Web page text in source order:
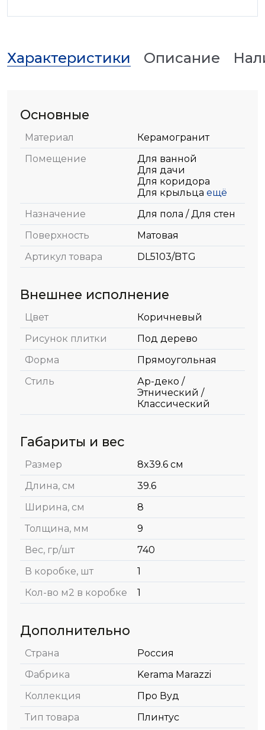
Характеристики Описание
Основные
Материал
Керамогранит
Помещение
Для ванной
Для дачи
Для коридора
Для крыльца ещё
Назначение
Для пола / Для стен
Поверхность
Матовая
Артикул товара
DL5103/BTG
Внешнее исполнение
Цвет
Коричневый
Рисунок плитки
Под дерево
Форма
Прямоугольная
Стиль
Ар-деко /
Этнический /
Классический
Габариты и вес
Размер
8x39.6 см
Длина, см
39.6
Ширина, см
8
Толщина, мм
9
Вес, гр/шт
740
В коробке, шт
1
Кол-во м2 в коробке
1
Дополнительно
Страна
Россия
Фабрика
Kerama Marazzi
Коллекция
Про Вуд
Тип товара
Плинтус